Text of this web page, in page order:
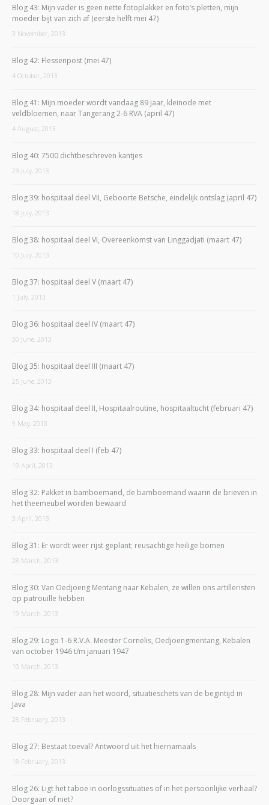
Blog 43: Mijn vader is geen nette fotoplakker en foto’s pletten, mijn
moeder bijt van zich af (eerste helft mei 47)
3 November, 2013
Blog 42: Flessenpost (mei 47)
4 October, 2013
Blog 41: Mijn moeder wordt vandaag 89 jaar, kleinode met
veldbloemen, naar Tangerang 2-6 RVA (april 47)
4 August, 2013
Blog 40: 7500 dichtbeschreven kantjes
23 July, 2013
Blog 39: hospitaal deel VII, Geboorte Betsche, eindelijk ontslag (april 47)
18 July, 2013
Blog 38: hospitaal deel VI, Overeenkomst van Linggadjati (maart 47)
10 July, 2013
Blog 37: hospitaal deel V (maart 47)
1 July, 2013
Blog 36: hospitaal deel IV (maart 47)
30 June, 2013
Blog 35: hospitaal deel III (maart 47)
25 June, 2013
Blog 34: hospitaal deel II, Hospitaalroutine, hospitaaltucht (februari 47)
9 May, 2013
Blog 33: hospitaal deel I (feb 47)
19 April, 2013
Blog 32: Pakket in bamboemand, de bamboemand waarin de brieven in
het theemeubel worden bewaard
3 April, 2013
Blog 31: Er wordt weer rijst geplant; reusachtige heilige bomen
28 March, 2013
Blog 30: Van Oedjoeng Mentang naar Kebalen, ze willen ons artilleristen
op patrouille hebben
19 March, 2013
Blog 29: Logo 1-6 R.V.A. Meester Cornelis, Oedjoengmentang, Kebalen
van october 1946 t/m januari 1947
10 March, 2013
Blog 28: Mijn vader aan het woord, situatieschets van de begintijd in
Java
28 February, 2013
Blog 27: Bestaat toeval? Antwoord uit het hiernamaals
18 February, 2013
Blog 26: Ligt het taboe in oorlogssituaties of in het persoonlijke verhaal?
Doorgaan of niet?